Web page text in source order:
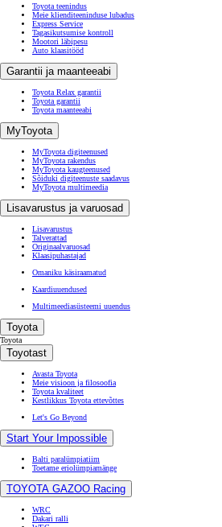
Toyota teenindus
Meie klienditeeninduse lubadus
Express Service
Tagasikutsumise kontroll
Mootori läbipesu
Auto klaasitööd
Garantii ja maanteeabi
Toyota Relax garantii
Toyota garantii
Toyota maanteeabi
MyToyota
MyToyota digiteenused
MyToyota rakendus
MyToyota kaugteenused
Sõiduki digiteenuste saadavus
MyToyota multimeedia
Lisavarustus ja varuosad
Lisavarustus
Talverattad
Originaalvaruosad
Klaasipuhastajad
Omaniku käsiraamatud
Kaardiuuendused
Multimeediasüsteemi uuendus
Toyota
Toyota
Toyotast
Avasta Toyota
Meie visioon ja filosoofia
Toyota kvaliteet
Kestlikkus Toyota ettevõttes
Let's Go Beyond
Start Your Impossible
Balti paralümpiatiim
Toetame eriolümpiamänge
TOYOTA GAZOO Racing
WRC
Dakari ralli